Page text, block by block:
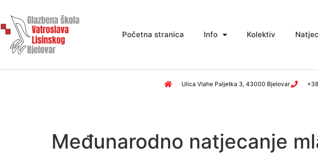
Početna stranica Info Kolektiv
Ulica Vlahe Paljetka 3, 43000 Bjelovar
Međunarodno natjecanje